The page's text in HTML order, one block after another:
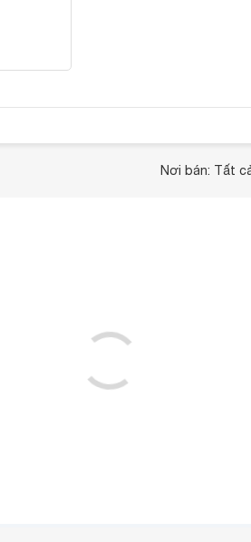
Nơi bán: Tất